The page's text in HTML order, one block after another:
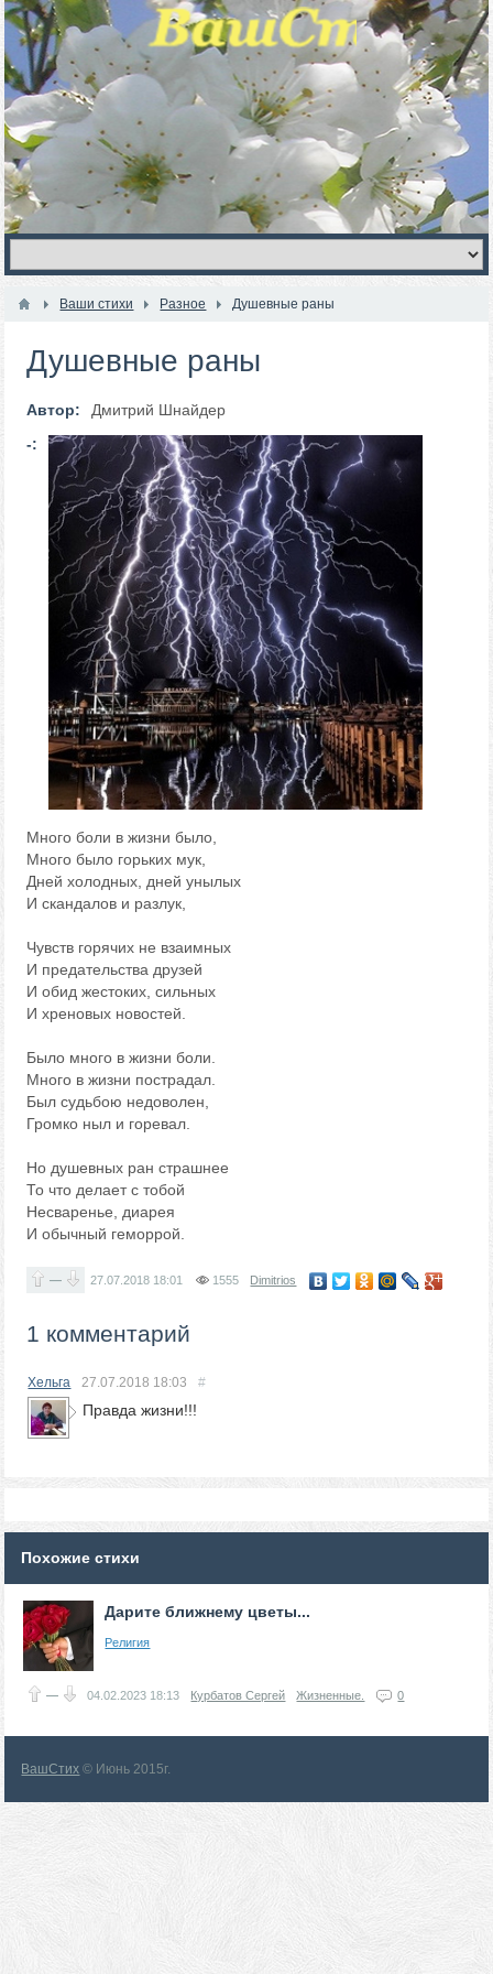
Ваши стихи Разное Душевные раны
Душевные раны
Автор:
Дмитрий Шнайдер
-:
Много боли в жизни было,
Много было горьких мук,
Дней холодных, дней унылых
И скандалов и разлук,
Чувств горячих не взаимных
И предательства друзей
И обид жестоких, сильных
И хреновых новостей.
Было много в жизни боли.
Много в жизни пострадал.
Был судьбою недоволен,
Громко ныл и горевал.
Но душевных ран страшнее
То что делает с тобой
Несваренье, диарея
И обычный геморрой.
— 27.07.2018 18:01 1555 Dimitrios
1 комментарий
Хельга 27.07.2018 18:03 #
Правда жизни!!!
Похожие стихи
Дарите ближнему цветы...
Религия
— 04.02.2023 18:13 Курбатов Сергей Жизненные. 0
ВашСтих © Июнь 2015г.